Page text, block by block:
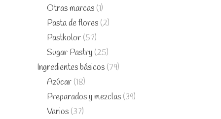
Otras marcas (1)
Pasta de flores (2)
Pastkolor (57)
Sugar Pastry (25)
Ingredientes básicos (79)
Azúcar (18)
Preparados y mezclas (39)
Varios (37)